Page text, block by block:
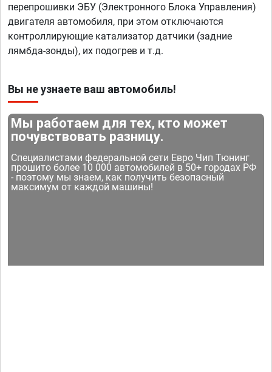
перепрошивки ЭБУ (Электронного Блока Управления)
двигателя автомобиля, при этом отключаются
контроллирующие катализатор датчики (задние
лямбда-зонды), их подогрев и т.д.
Вы не узнаете ваш автомобиль!
Мы работаем для тех, кто может
почувствовать разницу.
Специалистами федеральной сети Евро Чип Тюнинг
прошито более 10 000 автомобилей в 50+ городах РФ
- поэтому мы знаем, как получить безопасный
максимум от каждой машины!